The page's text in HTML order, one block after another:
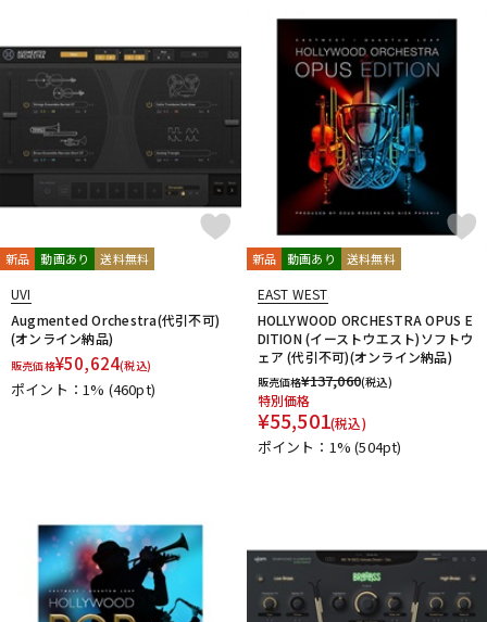
新品 動画あり 送料無料
UVI
Augmented Orchestra(代引不可)
(オンライン納品)
販売価格¥50,624(税込)
ポイント：1% (460pt)
新品 動画あり 送料無料
EAST WEST
HOLLYWOOD ORCHESTRA OPUS E
DITION (イーストウエスト)ソフトウ
ェア (代引不可)(オンライン納品)
販売価格¥137,060(税込)
特別価格
¥55,501(税込)
ポイント：1%(504pt)